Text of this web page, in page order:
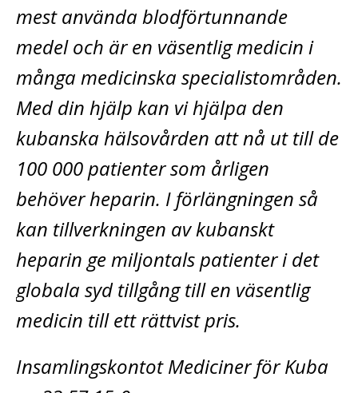
mest använda blodförtunnande
medel och är en väsentlig medicin i
många medicinska specialistområden.
Med din hjälp kan vi hjälpa den
kubanska hälsovården att nå ut till de
100 000 patienter som årligen
behöver heparin. I förlängningen så
kan tillverkningen av kubanskt
heparin ge miljontals patienter i det
globala syd tillgång till en väsentlig
medicin till ett rättvist pris.
Insamlingskontot Mediciner för Kuba